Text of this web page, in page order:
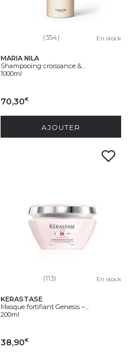
(354) En stock
MARIA NILA
Shampooing croissance &...
1000ml
70,30€
AJOUTER
(113) En stock
KERASTASE
Masque fortifiant Genesis –...
200ml
38,90€